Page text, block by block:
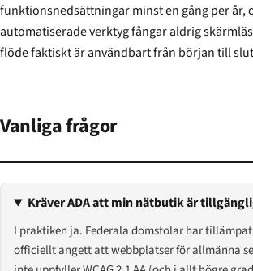
funktionsnedsättningar minst en gång per år, och efter
automatiserade verktyg fångar aldrig
flöde faktiskt är användbart från början till
Vanliga frågor
Kräver ADA att min nätbutik är
I praktiken ja. Federala domstolar har
officiellt angett att webbplatser för allmänna